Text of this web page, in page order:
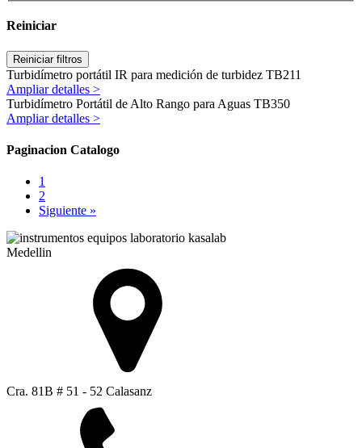
Reiniciar
Reiniciar filtros
Turbidímetro portátil IR para medición de turbidez TB211
Ampliar detalles >
Turbidímetro Portátil de Alto Rango para Aguas TB350
Ampliar detalles >
Paginacion Catalogo
1
2
Siguiente »
Medellin
Cra. 81B # 51 - 52 Calasanz